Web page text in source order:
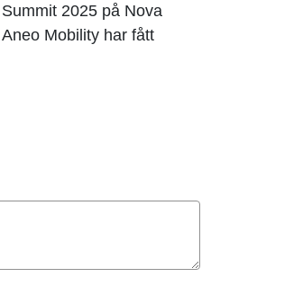
2025 på Nova
Mobility har fått